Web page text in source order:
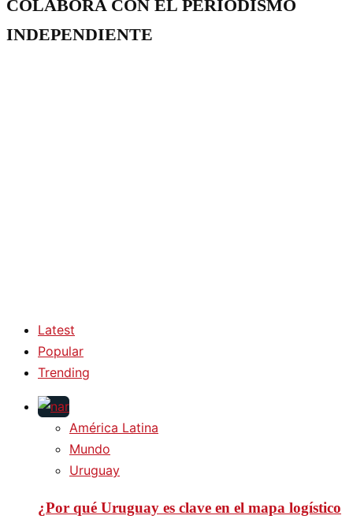
COLABORA CON EL PERIODISMO
INDEPENDIENTE
Latest
Popular
Trending
América Latina
Mundo
Uruguay
¿Por qué Uruguay es clave en el mapa logístico